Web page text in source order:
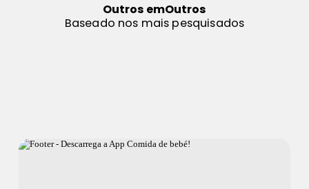
Outros emOutros
Baseado nos mais pesquisados